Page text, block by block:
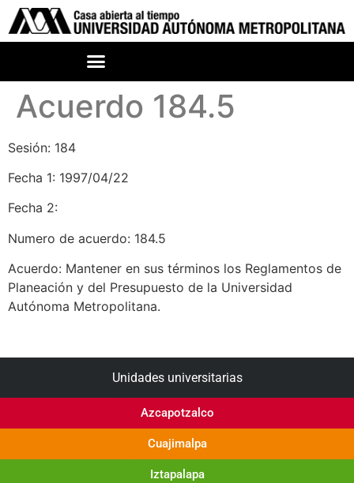
Acuerdo 184.5
Sesión: 184
Fecha 1: 1997/04/22
Fecha 2:
Numero de acuerdo: 184.5
Acuerdo: Mantener en sus términos los Reglamentos de
Planeación y del Presupuesto de la Universidad
Autónoma Metropolitana.
Unidades universitarias
Azcapotzalco
Cuajimalpa
Iztapalapa